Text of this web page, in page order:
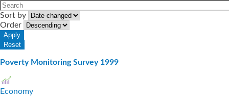
Sort by
Order
Poverty Monitoring Survey 1999
Economy